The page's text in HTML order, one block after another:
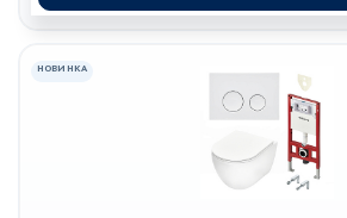
НОВИНКА